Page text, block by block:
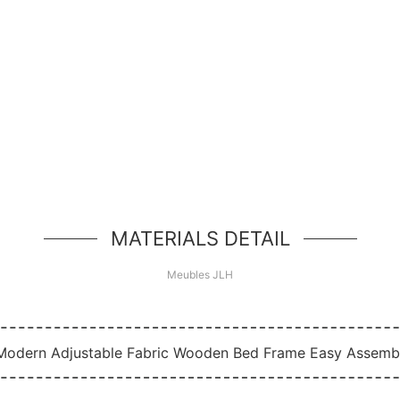
MATERIALS DETAIL
Meubles JLH